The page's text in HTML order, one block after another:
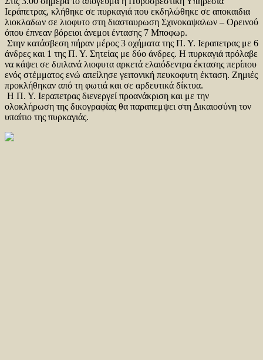
Ιεράπετρας, κλήθηκε σε πυρκαγιά που εκδηλώθηκε σε αποκαιδια
λιοκλαδων σε λιοφυτο στη διασταυρωση Σχινοκαψαλων – Ορεινού
όπου έπνεαν βόρειοι άνεμοι έντασης 7 Μποφωρ.
Στην κατάσβεση πήραν μέρος 3 οχήματα της Π. Υ. Ιεραπετρας με 6
άνδρες και 1 της Π. Υ. Σητείας με δύο άνδρες. Η πυρκαγιά πρόλαβε
να κάψει σε διπλανά λιοφυτα αρκετά ελαιόδεντρα έκτασης περίπου
ενός στέμματος ενώ απείλησε γειτονική πευκοφυτη έκταση. Ζημιές
προκλήθηκαν από τη φωτιά και σε αρδευτικά δίκτυα.
Η Π. Υ. Ιεραπετρας διενεργεί προανάκριση και με την
ολοκλήρωση της δικογραφίας θα παραπεμψει στη Δικαιοσύνη τον
υπαίτιο της πυρκαγιάς.